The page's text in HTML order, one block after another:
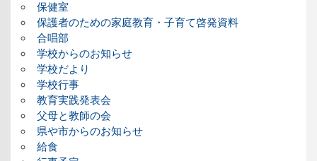
保健室
保護者のための家庭教育・子育て啓発資料
合唱部
学校からのお知らせ
学校だより
学校行事
教育実践発表会
父母と教師の会
県や市からのお知らせ
給食